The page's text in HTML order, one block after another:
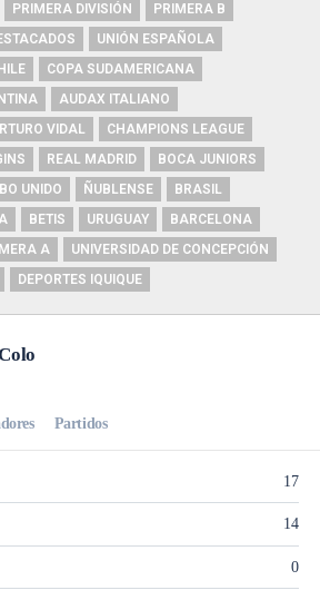
PRIMERA DIVISIÓN
PRIMERA B
UNIÓN ESPAÑOLA
COPA SUDAMERICANA
AUDAX ITALIANO
VIDAL
CHAMPIONS LEAGUE
REAL MADRID
BOCA JUNIORS
UNIDO ÑUBLENSE
BRASIL
BETIS URUGUAY
BARCELONA
A
UNIVERSIDAD DE CONCEPCIÓN
DEPORTES IQUIQUE